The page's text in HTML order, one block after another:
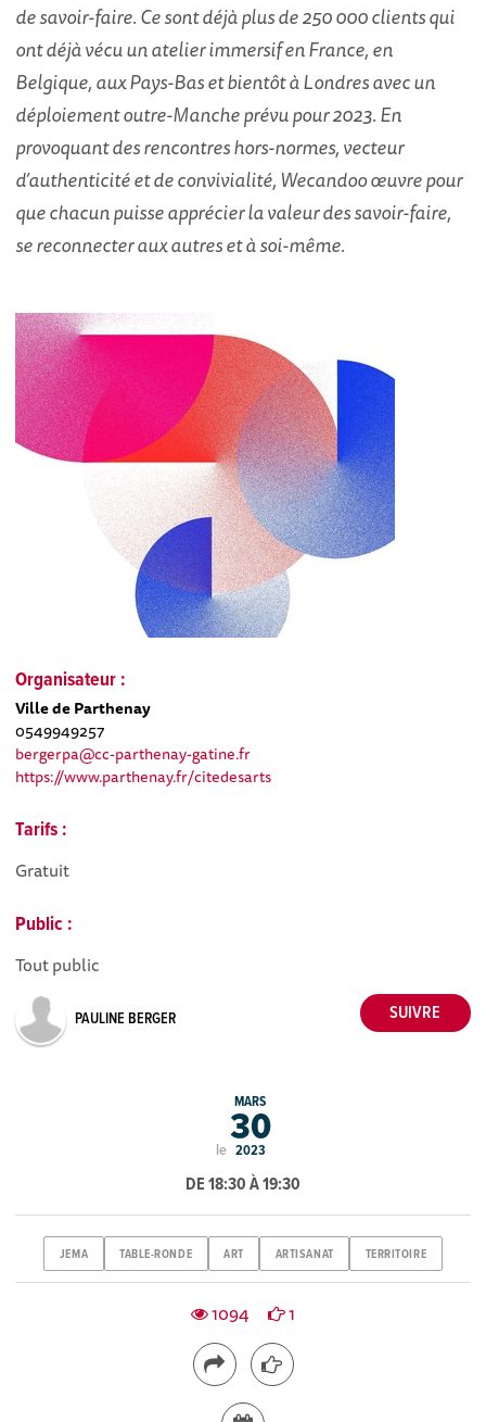
de savoir-faire. Ce sont déjà plus de 250 000 clients qui
ont déjà vécu un atelier immersif en France, en
Belgique, aux Pays-Bas et bientôt à Londres avec un
déploiement outre-Manche prévu pour 2023. En
provoquant des rencontres hors-normes, vecteur
d’authenticité et de convivialité, Wecandoo œuvre pour
que chacun puisse apprécier la valeur des savoir-faire,
se reconnecter aux autres et à soi-même.
Organisateur :
Ville de Parthenay
0549949257
bergerpa@cc-parthenay-gatine.fr
https://www.parthenay.fr/citedesarts
Tarifs :
Gratuit
Public :
Tout public
PAULINE BERGER
le
MARS
30
2023
DE 18:30 À 19:30
JEMA TABLE-RONDE ART ARTISANAT TERRITOIRE
1094 1